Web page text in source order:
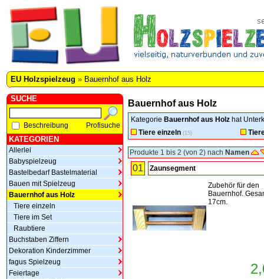
EU Holzspielzeug » Bauernhof aus Holz
SUCHE
Beschreibung Profisuche
KATEGORIEN
Allerlei
Babyspielzeug
Bastelbedarf Bastelmaterial
Bauen mit Spielzeug
Bauernhof aus Holz
Tiere einzeln
Tiere im Set
Raubtiere
Buchstaben Ziffern
Dekoration Kinderzimmer
fagus Spielzeug
Feiertage
Bauernhof aus Holz
Kategorie Bauernhof aus Holz hat
Tiere einzeln (15)
Produkte 1 bis 2 (von 2) nach Namen
01 Zaunsegment
Zubehör für den
Bauernhof.
17cm.